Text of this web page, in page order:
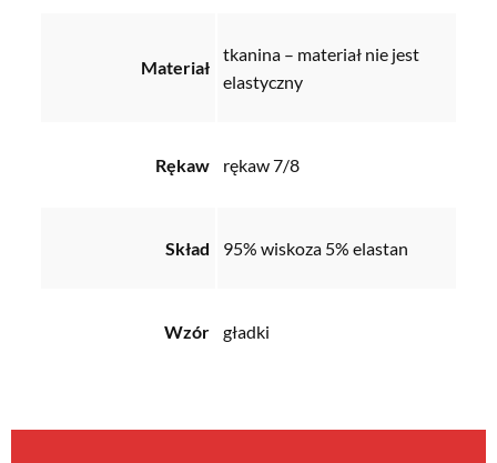
Materiał
tkanina – materiał nie jest
elastyczny
Rękaw rękaw 7/8
Skład 95% wiskoza 5% elastan
Wzór gładki